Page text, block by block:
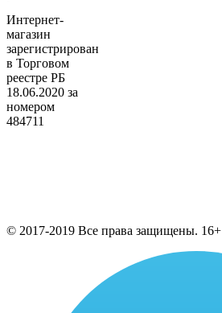
Интернет-
магазин
зарегистрирован
в Торговом
реестре РБ
18.06.2020 за
номером
484711
© 2017-2019 Все права защищены. 16+